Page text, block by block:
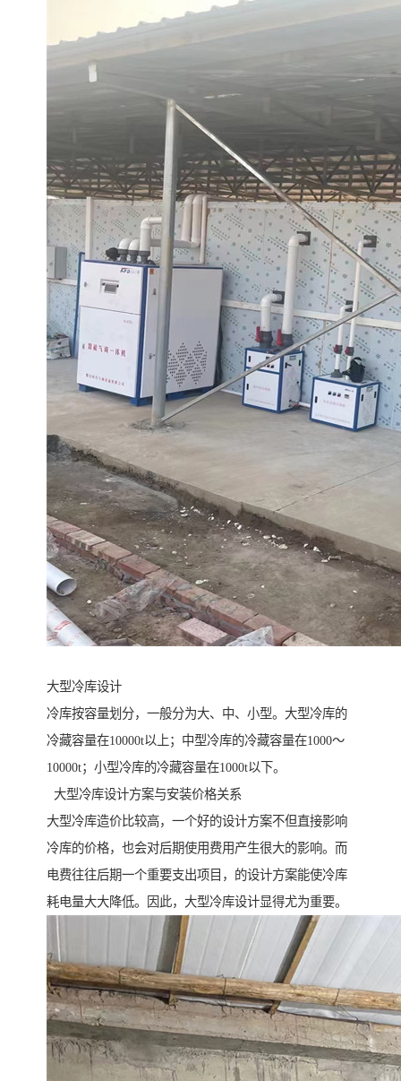
大型冷库设计
冷库按容量划分，一般分为大、中、小型。大型冷库的
冷藏容量在10000t以上；中型冷库的冷藏容量在1000～
10000t；小型冷库的冷藏容量在1000t以下。
大型冷库设计方案与安装价格关系
大型冷库造价比较高，一个好的设计方案不但直接影响
冷库的价格，也会对后期使用费用产生很大的影响。而
电费往往后期一个重要支出项目，的设计方案能使冷库
耗电量大大降低。因此，大型冷库设计显得尤为重要。